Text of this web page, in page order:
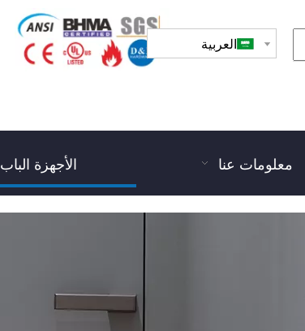
العربية
معلومات عنا الأجهزة الباب